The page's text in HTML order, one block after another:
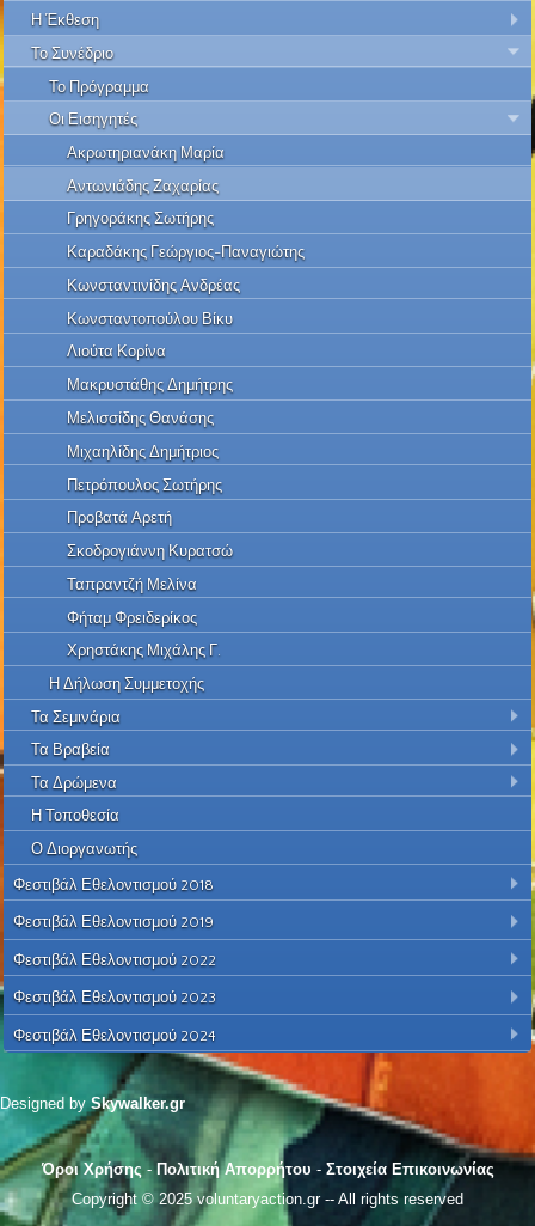
Η Έκθεση
Το Συνέδριο
Το Πρόγραμμα
Οι Εισηγητές
Ακρωτηριανάκη Μαρία
Αντωνιάδης Ζαχαρίας
Γρηγοράκης Σωτήρης
Καραδάκης Γεώργιος-Παναγιώτης
Κωνσταντινίδης Ανδρέας
Κωνσταντοπούλου Βίκυ
Λιούτα Κορίνα
Μακρυστάθης Δημήτρης
Μελισσίδης Θανάσης
Μιχαηλίδης Δημήτριος
Πετρόπουλος Σωτήρης
Προβατά Αρετή
Σκοδρογιάννη Κυρατσώ
Ταπραντζή Μελίνα
Φήταμ Φρειδερίκος
Χρηστάκης Μιχάλης Γ.
Η Δήλωση Συμμετοχής
Τα Σεμινάρια
Τα Βραβεία
Τα Δρώμενα
Η Τοποθεσία
Ο Διοργανωτής
Φεστιβάλ Εθελοντισμού 2018
Φεστιβάλ Εθελοντισμού 2019
Φεστιβάλ Εθελοντισμού 2022
Φεστιβάλ Εθελοντισμού 2023
Φεστιβάλ Εθελοντισμού 2024
Designed bySkywalker.gr
Όροι Χρήσης -Πολιτική Απορρήτου - Στοιχεία Επικοινωνίας
Copyright © 2025 voluntaryaction.gr -- All rights reserved